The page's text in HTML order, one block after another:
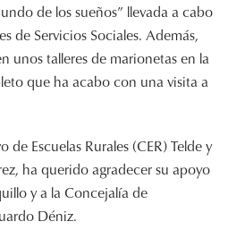
de los sueños” llevada a cabo
de Servicios Sociales. Además,
unos talleres de marionetas en la
que ha acabo con una visita a
Escuelas Rurales (CER) Telde y
ha querido agradecer su apoyo
y a la Concejalía de
Déniz.